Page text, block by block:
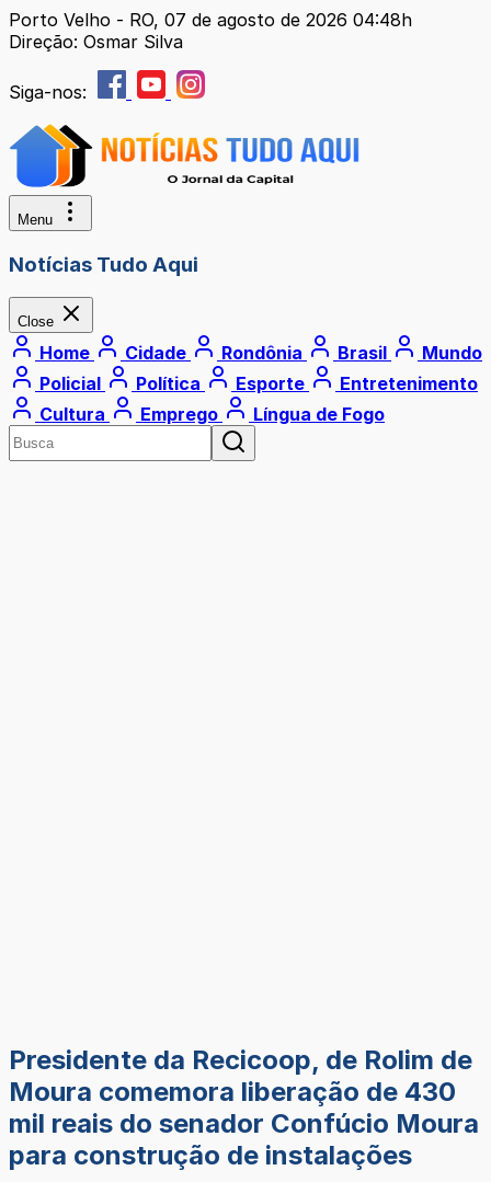
Porto Velho - RO, 07 de agosto de 2026 04:48h
Direção: Osmar Silva
Siga-nos:
Menu
Notícias Tudo Aqui
Close
Home Cidade Rondônia Brasil
Mundo
Policial
Política Esporte
Entretenimento
Cultura
Emprego Língua de Fogo
Presidente da Recicoop, de Rolim de
Moura comemora liberação de 430
mil reais do senador Confúcio Moura
para construção de instalações